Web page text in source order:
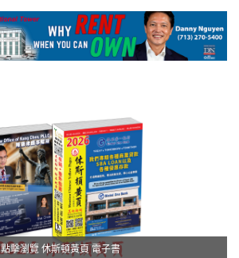
點擊瀏覽 休斯頓黃頁 電子書